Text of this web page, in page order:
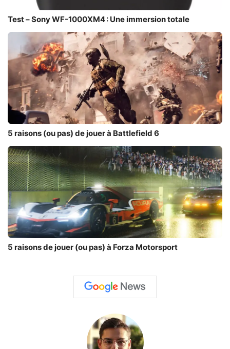
Test – Sony WF-1000XM4 : Une immersion totale
5 raisons (ou pas) de jouer à Battlefield 6
5 raisons de jouer (ou pas) à Forza Motorsport